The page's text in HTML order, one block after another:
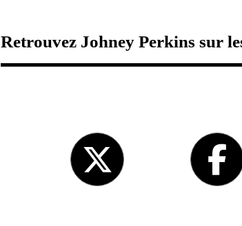
Retrouvez Johney Perkins sur